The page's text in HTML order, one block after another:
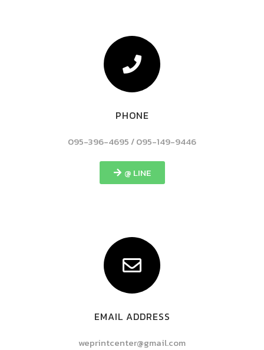
PHONE
095-396-4695 / 095-149-9446
@ LINE
EMAIL ADDRESS
weprintcenter@gmail.com